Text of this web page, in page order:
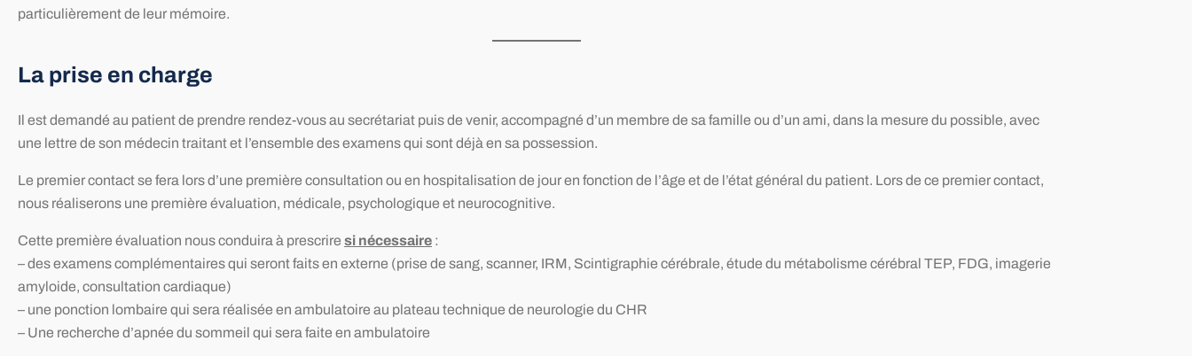
particulièrement de leur mémoire.
La prise en charge
Il est demandé au patient de prendre rendez-vous au secrétariat puis de venir, accompagné d’un membre de sa famille ou d’un ami, dans la mesure du possible, avec
une lettre de son médecin traitant et l’ensemble des examens qui sont déjà en sa possession.
Le premier contact se fera lors d’une première consultation ou en hospitalisation de jour en fonction de l’âge et de l’état général du patient. Lors de ce premier contact,
nous réaliserons une première évaluation, médicale, psychologique et neurocognitive.
Cette première évaluation nous conduira à prescrire si nécessaire :
– des examens complémentaires qui seront faits en externe (prise de sang, scanner, IRM, Scintigraphie cérébrale, étude du métabolisme cérébral TEP, FDG, imagerie
amyloide, consultation cardiaque)
– une ponction lombaire qui sera réalisée en ambulatoire au plateau technique de neurologie du CHR
– Une recherche d’apnée du sommeil qui sera faite en ambulatoire